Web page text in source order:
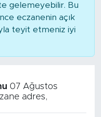
gelemeyebilir. Bu
eczanenin açık
teyit etmeniz iyi
07 Ağustos
adres,